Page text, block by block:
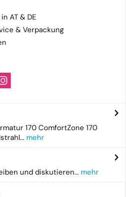
AT & DE
& Verpackung
170 ComfortZone 170
mehr
und diskutieren... mehr